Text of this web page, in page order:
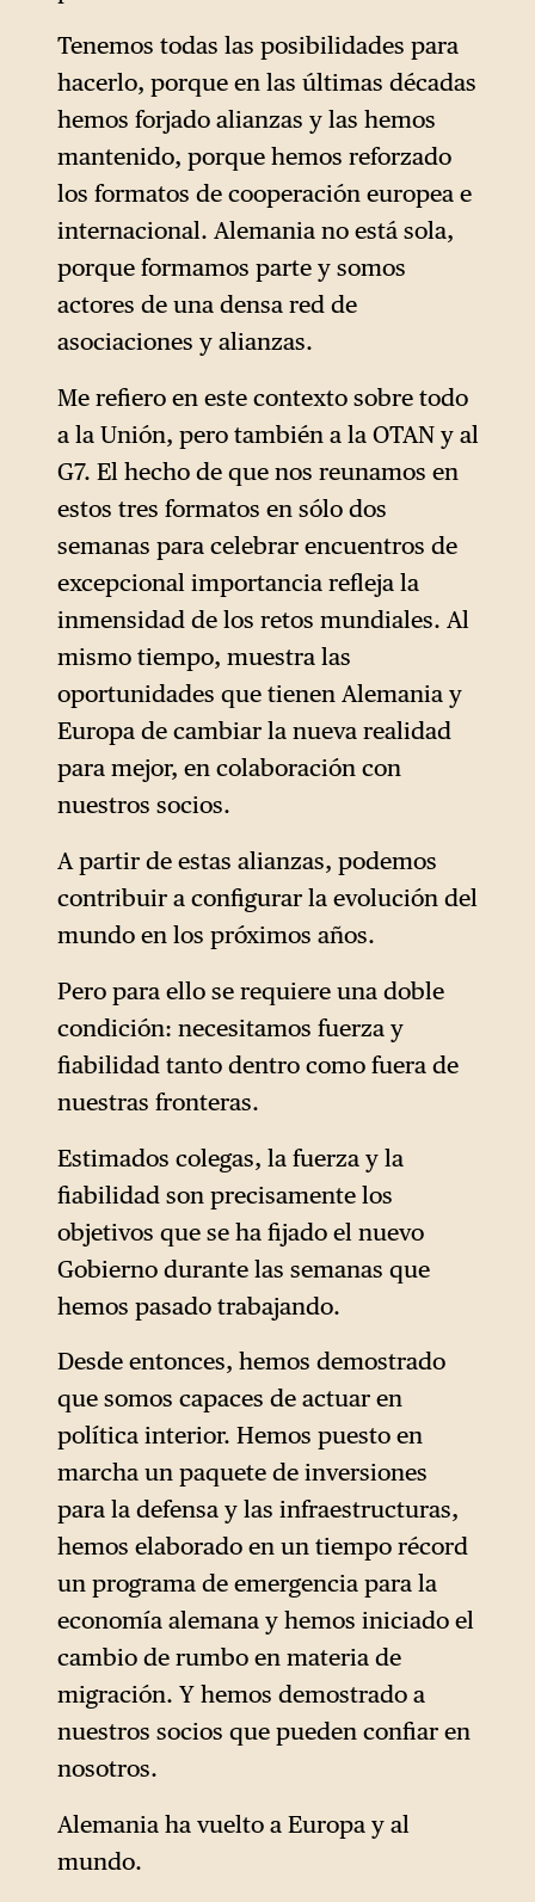
Tenemos todas las posibilidades para
hacerlo, porque en las últimas décadas
hemos forjado alianzas y las hemos
mantenido, porque hemos reforzado
los formatos de cooperación europea e
internacional. Alemania no está sola,
porque formamos parte y somos
actores de una densa red de
asociaciones y alianzas.
Me refiero en este contexto sobre todo
a la Unión, pero también a la OTAN y al
G7. El hecho de que nos reunamos en
estos tres formatos en sólo dos
semanas para celebrar encuentros de
excepcional importancia refleja la
inmensidad de los retos mundiales. Al
mismo tiempo, muestra las
oportunidades que tienen Alemania y
Europa de cambiar la nueva realidad
para mejor, en colaboración con
nuestros socios.
A partir de estas alianzas, podemos
contribuir a configurar la evolución del
mundo en los próximos años.
Pero para ello se requiere una doble
condición: necesitamos fuerza y
fiabilidad tanto dentro como fuera de
nuestras fronteras.
Estimados colegas, la fuerza y la
fiabilidad son precisamente los
objetivos que se ha fijado el nuevo
Gobierno durante las semanas que
hemos pasado trabajando.
Desde entonces, hemos demostrado
que somos capaces de actuar en
política interior. Hemos puesto en
marcha un paquete de inversiones
para la defensa y las infraestructuras,
hemos elaborado en un tiempo récord
un programa de emergencia para la
economía alemana y hemos iniciado el
cambio de rumbo en materia de
migración. Y hemos demostrado a
nuestros socios que pueden confiar en
nosotros.
Alemania ha vuelto a Europa y al
mundo.